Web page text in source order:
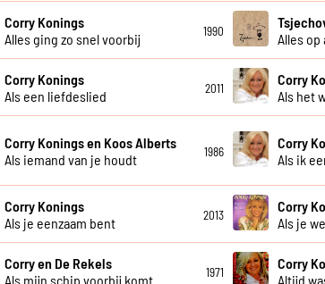
Corry Konings
Alles ging zo snel voorbij
1990
Alles op
Corry Konings
Als een liefdeslied
2011
Corry
Als het
Corry Konings en Koos Alberts
Als iemand van je houdt
1986
Corry
Als ik
Corry Konings
Als je eenzaam bent
2013
Corry
Als je
Corry en De Rekels
Als mijn schip voorbij komt
1971
Corry
Altijd